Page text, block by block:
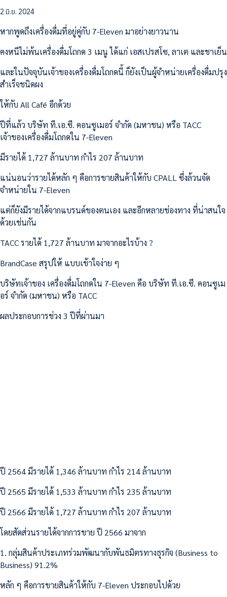
2 มิ.ย. 2024
หากพูดถึงเครื่องดื่มที่อยู่คู่กับ 7-Eleven มาอย่างยาวนาน
คงหนีไม่พ้นเครื่องดื่มโถกด 3 เมนู ได้แก่ เอสเปรสโซ, ลาเต และชาเย็น
และในปัจจุบันเจ้าของเครื่องดื่มโถกดนี้ ก็ยังเป็นผู้จำหน่ายเครื่องดื่มปรุง
สำเร็จชนิดผง
ให้กับ All Café อีกด้วย
ปีที่แล้ว บริษัท ที.เอ.ซี. คอนซูเมอร์ จำกัด (มหาชน) หรือ TACC
เจ้าของเครื่องดื่มโถกดใน 7-Eleven
มีรายได้ 1,727 ล้านบาท กำไร 207 ล้านบาท
แน่นอนว่ารายได้หลัก ๆ คือการขายสินค้าให้กับ CPALL ซึ่งล้วนจัด
จำหน่ายใน 7-Eleven
แต่ก็ยังมีรายได้จากแบรนด์ของตนเอง และอีกหลายช่องทาง ที่น่าสนใจ
ด้วยเช่นกัน
TACC รายได้ 1,727 ล้านบาท มาจากอะไรบ้าง ?
BrandCase สรุปให้ แบบเข้าใจง่าย ๆ
บริษัทเจ้าของ เครื่องดื่มโถกดใน 7-Eleven คือ บริษัท ที.เอ.ซี. คอนซูเม
อร์ จำกัด (มหาชน) หรือ TACC
ผลประกอบการช่วง 3 ปีที่ผ่านมา
ปี 2564 มีรายได้ 1,346 ล้านบาท กำไร 214 ล้านบาท
ปี 2565 มีรายได้ 1,533 ล้านบาท กำไร 235 ล้านบาท
ปี 2566 มีรายได้ 1,727 ล้านบาท กำไร 207 ล้านบาท
โดยสัดส่วนรายได้จากการขาย ปี 2566 มาจาก
1. กลุ่มสินค้าประเภทร่วมพัฒนากับพันธมิตรทางธุรกิจ (Business to
Business) 91.2%
หลัก ๆ คือการขายสินค้าให้กับ 7-Eleven ประกอบไปด้วย